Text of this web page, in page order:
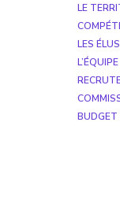
LE
LES
L’ÉQUIPE
BUDGET